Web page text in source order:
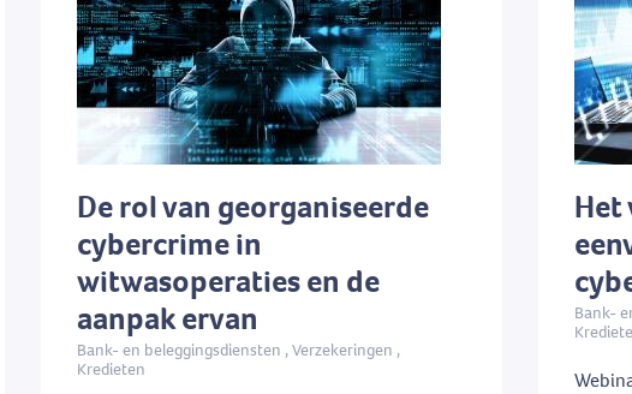
De rol van georganiseerde
cybercrime in
witwasoperaties en de
aanpak ervan
Bank- en beleggingsdiensten , Verzekeringen ,
Kredieten
Het
Bank-